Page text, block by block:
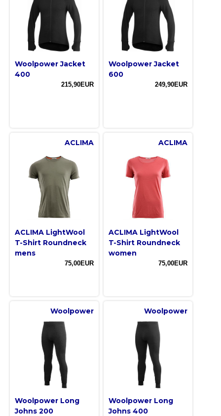
Woolpower Jacket
400
215,90EUR
Woolpower Jacket
600
249,90EUR
ACLIMA
ACLIMA LightWool
T-Shirt Roundneck
mens
75,00EUR
ACLIMA
ACLIMA LightWool
T-Shirt Roundneck
women
75,00EUR
Woolpower
Woolpower Long
Johns 200
Woolpower
Woolpower Long
Johns 400